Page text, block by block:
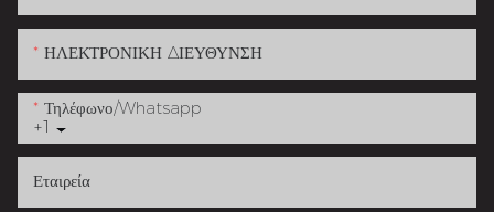
ΗΛΕΚΤΡΟΝΙΚΗ ΔΙΕΥΘΥΝΣΗ
+1
Τηλέφωνο/whatsapp
Εταιρεία